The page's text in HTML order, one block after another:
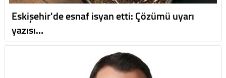
Eskişehir'de esnaf isyan etti: Çözümü uyarı
yazısı…